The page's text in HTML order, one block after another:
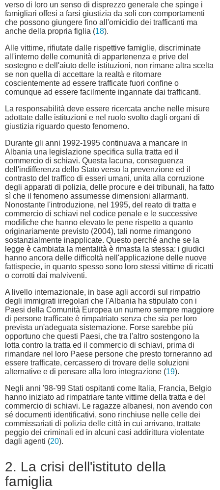
verso di loro un senso di disprezzo generale che spinge i
famigliari offesi a farsi giustizia da soli con comportamenti
che possono giungere fino all'omicidio dei trafficanti ma
anche della propria figlia (18).
Alle vittime, rifiutate dalle rispettive famiglie, discriminate
all'interno delle comunità di appartenenza e prive del
sostegno e dell'aiuto delle istituzioni, non rimane altra scelta
se non quella di accettare la realtà e ritornare
coscientemente ad essere trafficate fuori confine o
comunque ad essere facilmente ingannate dai trafficanti.
La responsabilità deve essere ricercata anche nelle misure
adottate dalle istituzioni e nel ruolo svolto dagli organi di
giustizia riguardo questo fenomeno.
Durante gli anni 1992-1995 continuava a mancare in
Albania una legislazione specifica sulla tratta ed il
commercio di schiavi. Questa lacuna, conseguenza
dell'indifferenza dello Stato verso la prevenzione ed il
contrasto del traffico di esseri umani, unita alla corruzione
degli apparati di polizia, delle procure e dei tribunali, ha fatto
sì che il fenomeno assumesse dimensioni allarmanti.
Nonostante l'introduzione, nel 1995, del reato di tratta e
commercio di schiavi nel codice penale e le successive
modifiche che hanno elevato le pene rispetto a quanto
originariamente previsto (2004), tali norme rimangono
sostanzialmente inapplicate. Questo perché anche se la
legge è cambiata la mentalità è rimasta la stessa: i giudici
hanno ancora delle difficoltà nell'applicazione delle nuove
fattispecie, in quanto spesso sono loro stessi vittime di ricatti
o corrotti dai malviventi.
A livello internazionale, in base agli accordi sul rimpatrio
degli immigrati irregolari che l'Albania ha stipulato con i
Paesi della Comunità Europea un numero sempre maggiore
di persone trafficate è rimpatriato senza che sia per loro
prevista un'adeguata sistemazione. Forse sarebbe più
opportuno che questi Paesi, che tra l'altro sostengono la
lotta contro la tratta ed il commercio di schiavi, prima di
rimandare nel loro Paese persone che presto torneranno ad
essere trafficate, cercassero di trovare delle soluzioni
alternative e di pensare alla loro integrazione (19).
Negli anni '98-'99 Stati ospitanti come Italia, Francia, Belgio
hanno iniziato ad rimpatriare tante vittime della tratta e del
commercio di schiavi. Le ragazze albanesi, non avendo con
sé documenti identificativi, sono rinchiuse nelle celle dei
commissariati di polizia delle città in cui arrivano, trattate
peggio dei criminali ed in alcuni casi addirittura violentate
dagli agenti (20).
2. La crisi dell'istituto della
famiglia